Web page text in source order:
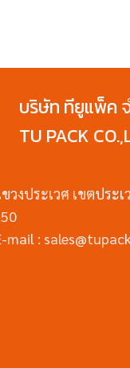
บริษัท ทียูแพ็ค
TU PACK
งประเวศ เขตประเ
mail :